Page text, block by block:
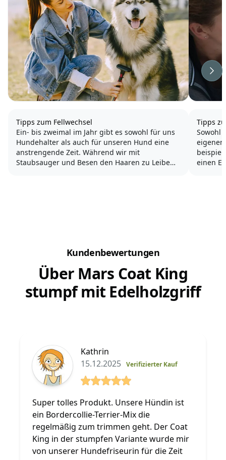
Tipps zum Fellwechsel
Ein- bis zweimal im Jahr gibt es sowohl für uns
Hundehalter als auch für unseren Hund eine
anstrengende Zeit. Während wir mit
Staubsauger und Besen den Haaren zu Leibe
Tipps
Sowohl
eigenen
einen
Kundenbewertungen
Über Mars Coat King
stumpf mit Edelholzgriff
Kathrin
15.12.2025 Verifizierter Kauf
Super tolles Produkt. Unsere Hündin ist
ein Bordercollie-Terrier-Mix die
regelmäßig zum trimmen geht. Der Coat
King in der stumpfen Variante wurde mir
von unserer Hundefriseurin für die Zeit